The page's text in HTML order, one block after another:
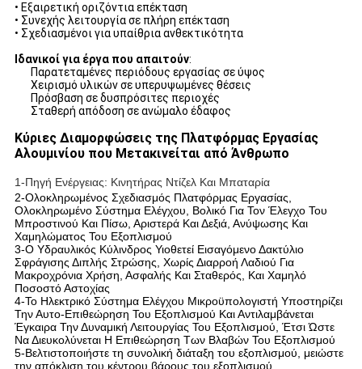
• Εξαιρετική οριζόντια επέκταση
• Συνεχής λειτουργία σε πλήρη επέκταση
• Σχεδιασμένοι για υπαίθρια ανθεκτικότητα
Ιδανικοί για έργα που απαιτούν:
Παρατεταμένες περιόδους εργασίας σε ύψος
Χειρισμό υλικών σε υπερυψωμένες θέσεις
Πρόσβαση σε δυσπρόσιτες περιοχές
Σταθερή απόδοση σε ανώμαλο έδαφος
Κύριες Διαμορφώσεις της Πλατφόρμας Εργασίας
Αλουμινίου που Μετακινείται από Άνθρωπο
1-Πηγή Ενέργειας: Κινητήρας Ντίζελ Και Μπαταρία
2-Ολοκληρωμένος Σχεδιασμός Πλατφόρμας Εργασίας,
Ολοκληρωμένο Σύστημα Ελέγχου, Βολικό Για Τον Έλεγχο Του
Μπροστινού Και Πίσω, Αριστερά Και Δεξιά, Ανύψωσης Και
Χαμηλώματος Του Εξοπλισμού
3-Ο Υδραυλικός Κύλινδρος Υιοθετεί Εισαγόμενο Δακτύλιο
Σφράγισης Διπλής Στρώσης, Χωρίς Διαρροή Λαδιού Για
Μακροχρόνια Χρήση, Ασφαλής Και Σταθερός, Και Χαμηλό
Ποσοστό Αστοχίας
4-Το Ηλεκτρικό Σύστημα Ελέγχου Μικροϋπολογιστή Υποστηρίζει
Την Αυτο-Επιθεώρηση Του Εξοπλισμού Και Αντιλαμβάνεται
Έγκαιρα Την Δυναμική Λειτουργίας Του Εξοπλισμού, Έτσι Ώστε
Να Διευκολύνεται Η Επιθεώρηση Των Βλαβών Του Εξοπλισμού
5-Βελτιστοποιήστε τη συνολική διάταξη του εξοπλισμού, μειώστε
την απόκλιση του κέντρου βάρους του εξοπλισμού,